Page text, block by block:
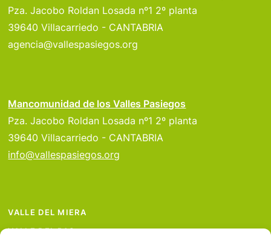
Pza. Jacobo Roldan Losada nº1 2º planta
39640 Villacarriedo - CANTABRIA
agencia@vallespasiegos.org
Mancomunidad de los Valles Pasiegos
Pza. Jacobo Roldan Losada nº1 2º planta
39640 Villacarriedo - CANTABRIA
info@vallespasiegos.org
VALLE DEL MIERA
VALLE DEL PAS